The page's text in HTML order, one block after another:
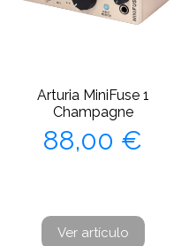
Arturia MiniFuse 1
Champagne
Precio
88,00 €
Ver artículo